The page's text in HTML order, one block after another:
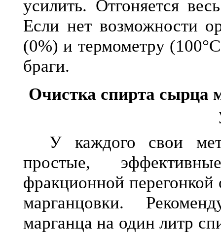
усилить. Отгоняется
Если нет возможности
(0%) и термометру
браги.
Очистка спирта сырца
У каждого свои
простые,
фракционной
марганцовки.
марганца на один литр